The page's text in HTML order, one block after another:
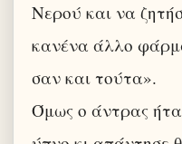
Νερού και να
κανένα άλλο
σαν και τούτα».
Όμως ο άντρας